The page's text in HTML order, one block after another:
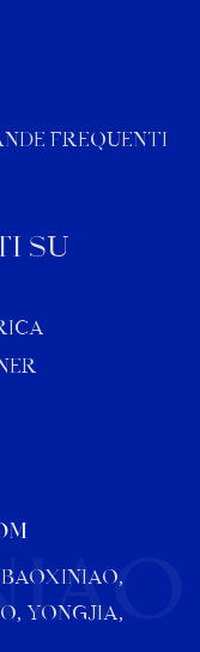
frequenti
su
YONGJIA,